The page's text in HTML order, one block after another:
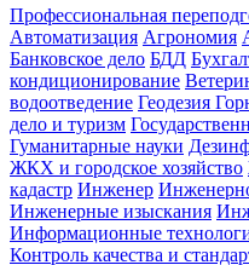
Профессиональная
Автоматизация Агрономия
Банковское дело БДД
кондиционирование
водоотведение Геодезия
дело и туризм
Гуманитарные науки
ЖКХ и городское хозяйство
кадастр Инженер
Инженерные изыскания
Информационные
Контроль качества и